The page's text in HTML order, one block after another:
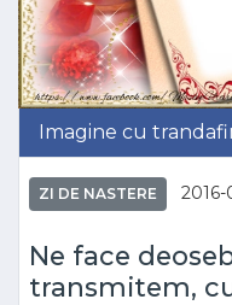
Imagine cu
ZI DE NASTERE 2016-
Ne face
transmitem,